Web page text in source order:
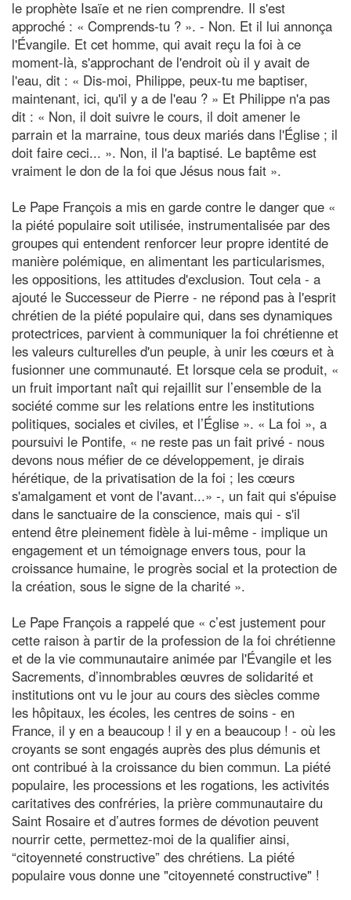
le prophète Isaïe et ne rien comprendre. Il s'est
approché : « Comprends-tu ? ». - Non. Et il lui annonça
l'Évangile. Et cet homme, qui avait reçu la foi à ce
moment-là, s'approchant de l'endroit où il y avait de
l'eau, dit : « Dis-moi, Philippe, peux-tu me baptiser,
maintenant, ici, qu'il y a de l'eau ? » Et Philippe n'a pas
dit : « Non, il doit suivre le cours, il doit amener le
parrain et la marraine, tous deux mariés dans l'Église ; il
doit faire ceci... ». Non, il l'a baptisé. Le baptême est
vraiment le don de la foi que Jésus nous fait ».
Le Pape François a mis en garde contre le danger que «
la piété populaire soit utilisée, instrumentalisée par des
groupes qui entendent renforcer leur propre identité de
manière polémique, en alimentant les particularismes,
les oppositions, les attitudes d'exclusion. Tout cela - a
ajouté le Successeur de Pierre - ne répond pas à l'esprit
chrétien de la piété populaire qui, dans ses dynamiques
protectrices, parvient à communiquer la foi chrétienne et
les valeurs culturelles d'un peuple, à unir les cœurs et à
fusionner une communauté. Et lorsque cela se produit, «
un fruit important naît qui rejaillit sur l’ensemble de la
société comme sur les relations entre les institutions
politiques, sociales et civiles, et l’Église ». « La foi », a
poursuivi le Pontife, « ne reste pas un fait privé - nous
devons nous méfier de ce développement, je dirais
hérétique, de la privatisation de la foi ; les cœurs
s'amalgament et vont de l'avant...» -, un fait qui s'épuise
dans le sanctuaire de la conscience, mais qui - s'il
entend être pleinement fidèle à lui-même - implique un
engagement et un témoignage envers tous, pour la
croissance humaine, le progrès social et la protection de
la création, sous le signe de la charité ».
Le Pape François a rappelé que « c’est justement pour
cette raison à partir de la profession de la foi chrétienne
et de la vie communautaire animée par l'Évangile et les
Sacrements, d’innombrables œuvres de solidarité et
institutions ont vu le jour au cours des siècles comme
les hôpitaux, les écoles, les centres de soins - en
France, il y en a beaucoup ! il y en a beaucoup ! - où les
croyants se sont engagés auprès des plus démunis et
ont contribué à la croissance du bien commun. La piété
populaire, les processions et les rogations, les activités
caritatives des confréries, la prière communautaire du
Saint Rosaire et d’autres formes de dévotion peuvent
nourrir cette, permettez-moi de la qualifier ainsi,
“citoyenneté constructive” des chrétiens. La piété
populaire vous donne une "citoyenneté constructive" !